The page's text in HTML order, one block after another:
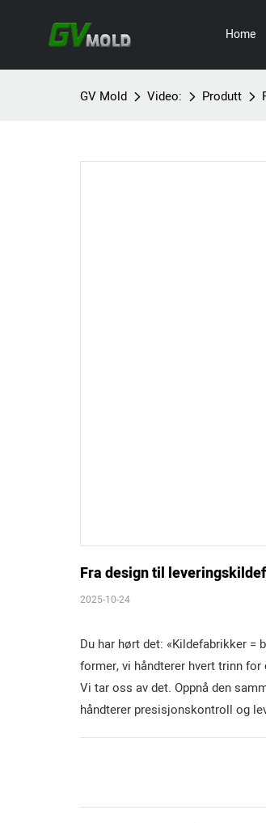
Home
GV Mold Video: Produtt
Fra design til
2025-10-24
Du har hørt det: «Kildefabrikker =
former, vi håndterer hvert trinn
Vi tar oss av det. Oppnå den
håndterer presisjonskontroll og